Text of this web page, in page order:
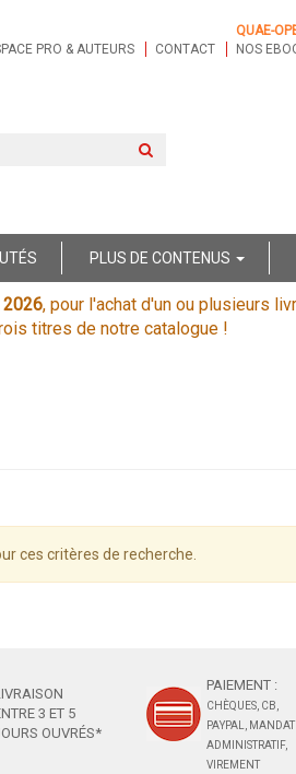
PRO & AUTEURS CONTACT
QUAE-
NOS
PLUS DE CONTENUS
2026, pour l'achat d'un ou plusieurs
titres de notre catalogue !
ces critères de recherche.
3 ET 5
OUVRÉS*
PAIEMENT :
CHÈQUES, CB,
PAYPAL, MANDAT
ADMINISTRATIF,
VIREMENT